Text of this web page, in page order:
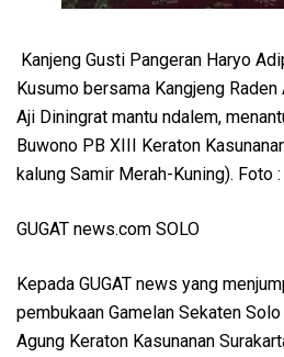
Kanjeng Gusti Pangeran Haryo
Kusumo bersama Kangjeng Raden
Aji Diningrat mantu ndalem,
Buwono PB XIII Keraton
kalung Samir Merah-Kuning). Foto :
GUGAT news.com SOLO
Kepada GUGAT news yang
pembukaan Gamelan Sekaten
Agung Keraton Kasunanan